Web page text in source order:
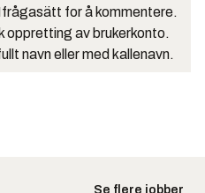
for å kommentere.
oppretting av brukerkonto.
navn eller med kallenavn.
Se flere jobber